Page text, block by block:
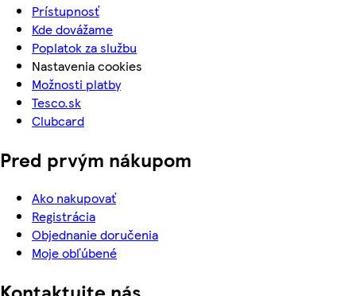
Prístupnosť
Kde dovážame
Poplatok za službu
Nastavenia cookies
Možnosti platby
Tesco.sk
Clubcard
Pred prvým nákupom
Ako nakupovať
Registrácia
Objednanie doručenia
Moje obľúbené